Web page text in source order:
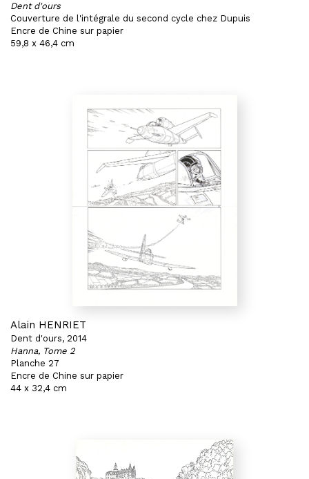
Dent d'ours
Couverture de l'intégrale du second cycle chez Dupuis
Encre de Chine sur papier
59,8 x 46,4 cm
Alain HENRIET
Dent d'ours, 2014
Hanna, Tome 2
Planche 27
Encre de Chine sur papier
44 x 32,4 cm